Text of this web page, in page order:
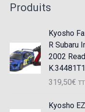
Produits
Kyosho
R Subaru
2002
319,50€
Kyosho